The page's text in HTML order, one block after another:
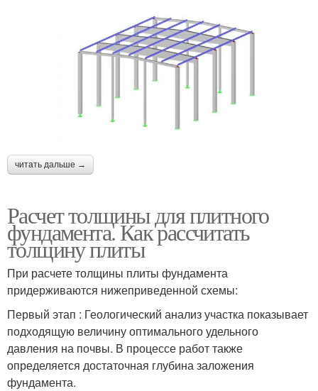
читать дальше →
Расчет толщины для плитного
фундамента. Как рассчитать
толщину плиты
При расчете толщины плиты фундамента
придерживаются нижеприведенной схемы:
Первый этап : Геологический анализ участка показывает
подходящую величину оптимального удельного
давления на почвы. В процессе работ также
определяется достаточная глубина заложения
фундамента.